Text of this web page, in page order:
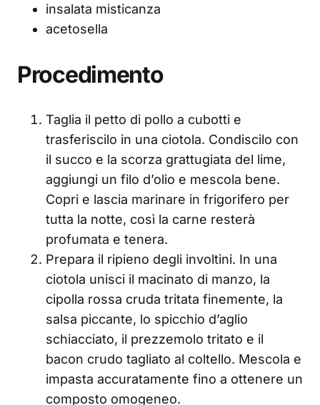
insalata misticanza
acetosella
Procedimento
Taglia il petto di pollo a cubotti e
trasferiscilo in una ciotola. Condiscilo con
il succo e la scorza grattugiata del lime,
aggiungi un filo d’olio e mescola bene.
Copri e lascia marinare in frigorifero per
tutta la notte, così la carne resterà
profumata e tenera.
Prepara il ripieno degli involtini. In una
ciotola unisci il macinato di manzo, la
cipolla rossa cruda tritata finemente, la
salsa piccante, lo spicchio d’aglio
schiacciato, il prezzemolo tritato e il
bacon crudo tagliato al coltello. Mescola e
impasta accuratamente fino a ottenere un
composto omogeneo.